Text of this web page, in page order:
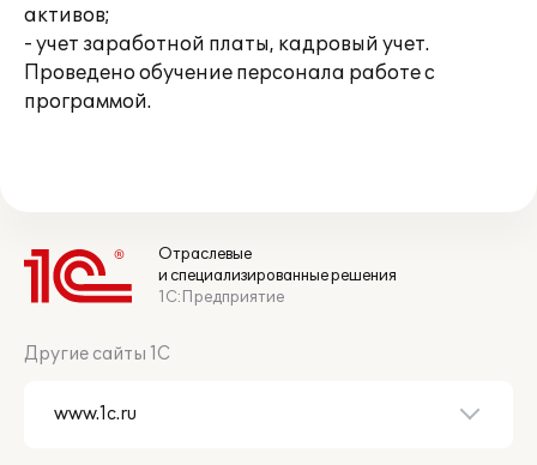
активов;
- учет заработной платы, кадровый учет.
Проведено обучение персонала работе с
программой.
Отраслевые
и специализированные решения
1С:Предприятие
Другие сайты 1С